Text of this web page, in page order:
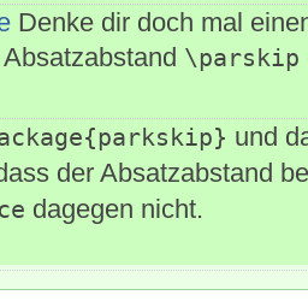
Denke dir doch mal
\parskip
und
der Absatzabstand
dagegen nicht.